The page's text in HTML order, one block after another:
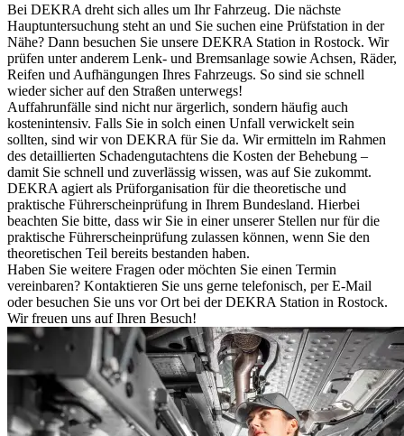
Bei DEKRA dreht sich alles um Ihr Fahrzeug. Die nächste
Hauptuntersuchung steht an und Sie suchen eine Prüfstation in der
Nähe? Dann besuchen Sie unsere DEKRA Station in Rostock. Wir
prüfen unter anderem Lenk- und Bremsanlage sowie Achsen, Räder,
Reifen und Aufhängungen Ihres Fahrzeugs. So sind sie schnell
wieder sicher auf den Straßen unterwegs!
Auffahrunfälle sind nicht nur ärgerlich, sondern häufig auch
kostenintensiv. Falls Sie in solch einen Unfall verwickelt sein
sollten, sind wir von DEKRA für Sie da. Wir ermitteln im Rahmen
des detaillierten Schadengutachtens die Kosten der Behebung –
damit Sie schnell und zuverlässig wissen, was auf Sie zukommt.
DEKRA agiert als Prüforganisation für die theoretische und
praktische Führerscheinprüfung in Ihrem Bundesland. Hierbei
beachten Sie bitte, dass wir Sie in einer unserer Stellen nur für die
praktische Führerscheinprüfung zulassen können, wenn Sie den
theoretischen Teil bereits bestanden haben.
Haben Sie weitere Fragen oder möchten Sie einen Termin
vereinbaren? Kontaktieren Sie uns gerne telefonisch, per E-Mail
oder besuchen Sie uns vor Ort bei der DEKRA Station in Rostock.
Wir freuen uns auf Ihren Besuch!